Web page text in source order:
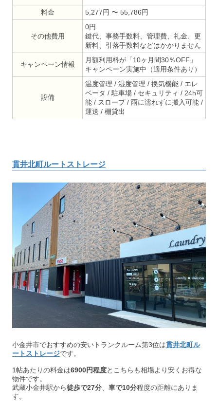
料金 5,277円 〜 55,786円
その他費用
0円
鍵代、事務手数料、管理費、礼金、更
新料、引落手数料などはかかりません
キャンペーン情報
月額利用料が「10ヶ月間30％OFF」
キャンペーン実施中（適用条件あり）
設備
温度管理 / 湿度管理 / 換気機能 / エレ
ベータ / 駐車場 / セキュリティ / 24h可
能 / スロープ / 雨に濡れずに搬入可能 /
運送 / 棚貸出
貫井北町ルートストレージ
小金井市でおすすめの安いトランクルーム第3位は貫井北町ル
ートストレージです。
1帖あたりの料金は6900円程度とこちらも相場より安くお得な
物件です。
武蔵小金井駅から徒歩で27分 車で10分程度の距離にありま
す。